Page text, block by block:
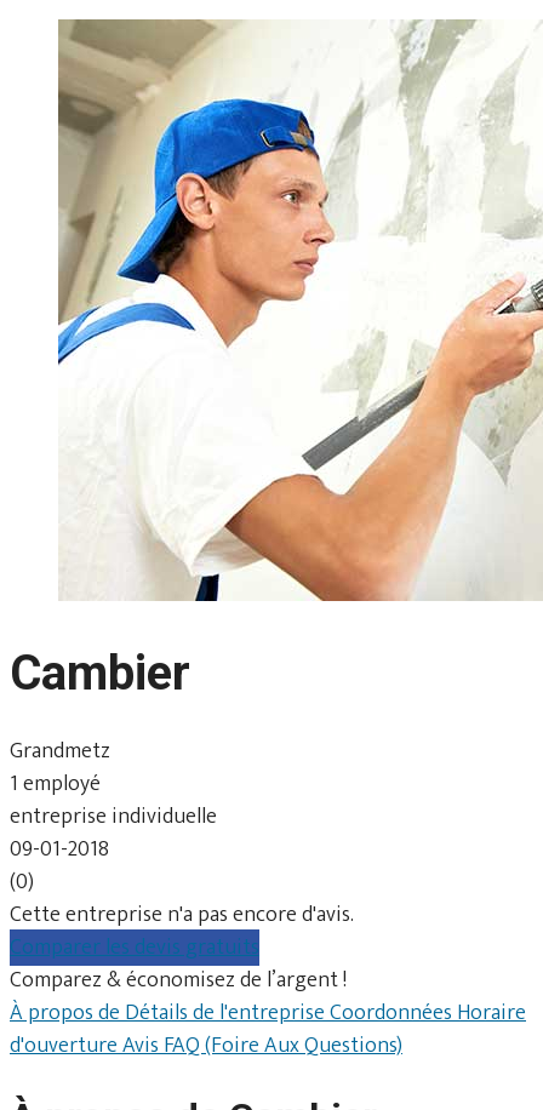
Cambier
Grandmetz
1 employé
entreprise individuelle
09-01-2018
(0)
Cette entreprise n'a pas encore d'avis.
Comparer les devis gratuits
Comparez & économisez de l’argent !
À propos deDétails de l'entrepriseCoordonnéesHoraire
d'ouvertureAvisFAQ (Foire Aux Questions)